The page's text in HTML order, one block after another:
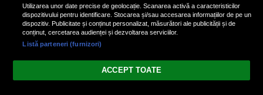
Vezi varianta Desktop
Utilizarea unor date precise de geolocație. Scanarea activă a caracteristicilor
dispozitivului pentru identificare. Stocarea și/sau accesarea informațiilor de pe un
dispozitiv. Publicitate și conținut personalizat, măsurători ale publicității și de
conținut, cercetarea audienței și dezvoltarea serviciilor.
Listă parteneri (furnizori)
ACCEPT TOATE